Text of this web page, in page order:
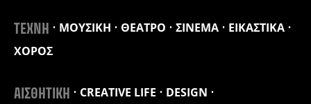
ΤΕΧΝΗ ΜΟΥΣΙΚΗ ΘΕΑΤΡΟ ΣΙΝΕΜΑ
ΕΙΚΑΣΤΙΚΑ
ΧΟΡΟΣ
ΑΙΣΘΗΤΙΚΗ CREATIVE LIFE
DESIGN